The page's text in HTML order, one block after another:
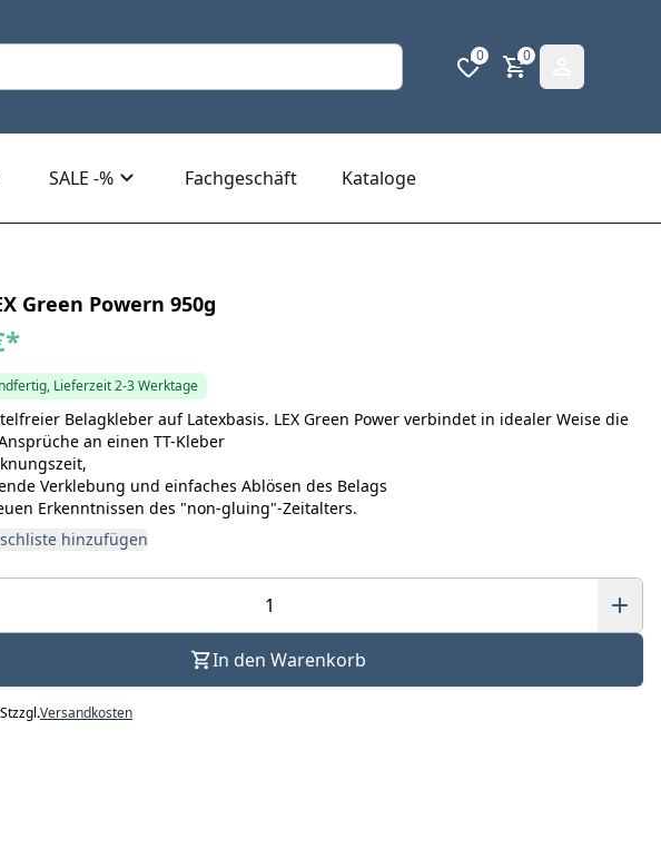
0 0
SALE -% Fachgeschäft Kataloge
Green Powern 950g
*
Lieferzeit 2-3 Werktage
Belagkleber auf Latexbasis. LEX Green Power verbindet in idealer Weise die
an einen TT-Kleber
Verklebung und einfaches Ablösen des Belags
Erkenntnissen des "non-gluing"-Zeitalters.
hinzufügen
In den Warenkorb
zzgl.Versandkosten